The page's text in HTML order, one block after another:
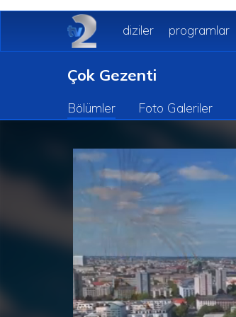
diziler programlar
Çok Gezenti
Bölümler Foto Galeriler